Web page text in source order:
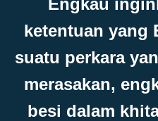
Engkau
ketentuan yang
suatu perkara
merasakan,
besi dalam